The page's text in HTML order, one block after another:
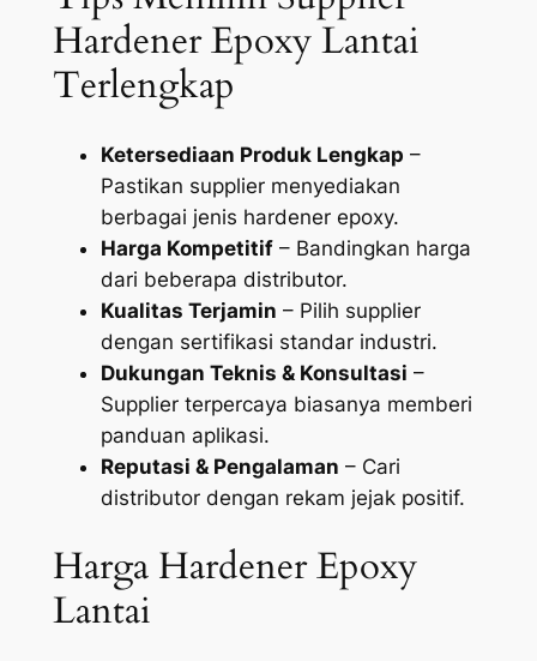
Hardener Epoxy Lantai
Terlengkap
Ketersediaan Produk Lengkap –
Pastikan supplier menyediakan
berbagai jenis hardener epoxy.
Harga Kompetitif– Bandingkan harga
dari beberapa distributor.
Kualitas Terjamin – Pilih supplier
dengan sertifikasi standar industri.
Dukungan Teknis & Konsultasi –
Supplier terpercaya biasanya memberi
panduan aplikasi.
Reputasi & Pengalaman – Cari
distributor dengan rekam jejak positif.
Harga Hardener Epoxy
Lantai